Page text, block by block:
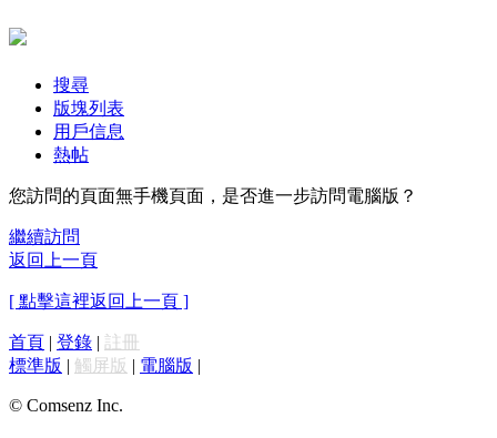
搜尋
版塊列表
用戶信息
熱帖
您訪問的頁面無手機頁面，是否進一步訪問電腦版？
繼續訪問
返回上一頁
[ 點擊這裡返回上一頁 ]
首頁 | 登錄 | 註冊
標準版 | 觸屏版 | 電腦版 |
© Comsenz Inc.